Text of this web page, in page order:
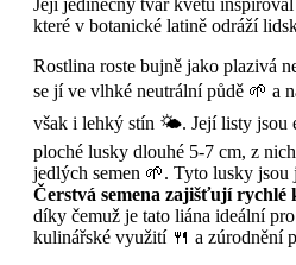
které v botanické latině odráží
Rostlina roste bujně jako plazivá
se jí ve vlhké neutrální půdě 🌱 a
však i lehký stín 🌤️. Její listy jsou
ploché lusky dlouhé 5-7 cm, z
jedlých semen 🌱. Tyto lusky
Čerstvá semena zajišťují rychlé
díky čemuž je tato liána ideální
kulinářské využití 🍴 a zúrodnění